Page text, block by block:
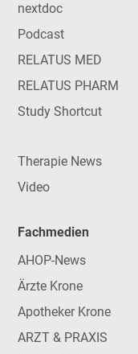
nextdoc
Podcast
RELATUS MED
RELATUS PHARM
Study Shortcut
Therapie News
Video
Fachmedien
AHOP-News
Ärzte Krone
Apotheker Krone
ARZT & PRAXIS